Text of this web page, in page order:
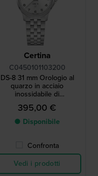
Certina
C0450101103200
DS-8 31 mm Orologio al
quarzo in acciaio
inossidabile di
fabbricazione svizzera con
data
395,00 €
● Disponibile
Confronta
Vedi i prodotti